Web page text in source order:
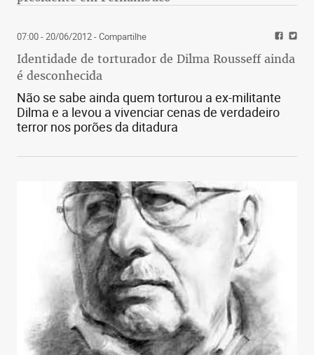
07:00 - 20/06/2012- Compartilhe
Identidade de torturador de Dilma Rousseff ainda
é desconhecida
Não se sabe ainda quem torturou a ex-militante
Dilma e a levou a vivenciar cenas de verdadeiro
terror nos porões da ditadura